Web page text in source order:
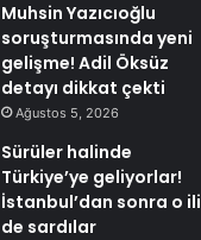
Muhsin Yazıcıoğlu
soruşturmasında yeni
gelişme! Adil Öksüz
detayı dikkat çekti
Ağustos 5, 2026
Sürüler halinde
Türkiye’ye geliyorlar!
İstanbul’dan sonra o ili
de sardılar